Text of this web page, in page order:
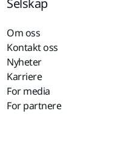
Selskap
Om oss
Kontakt oss
Nyheter
Karriere
For media
For partnere